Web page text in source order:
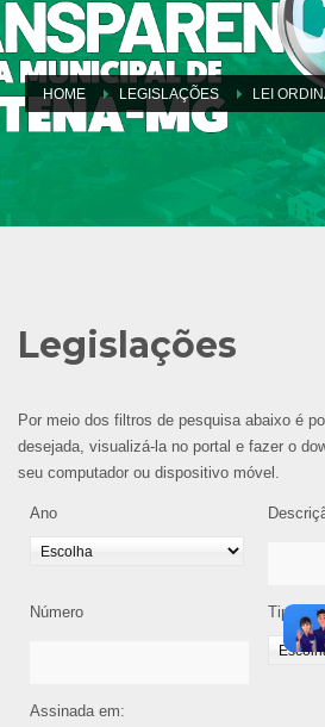
HOME LEGISLAÇÕES LEI
Legislações
Por meio dos filtros de pesquisa abaixo é
desejada, visualizá-la no portal e fazer o
seu computador ou dispositivo móvel.
Ano
Número Tipo de
Assinada em: